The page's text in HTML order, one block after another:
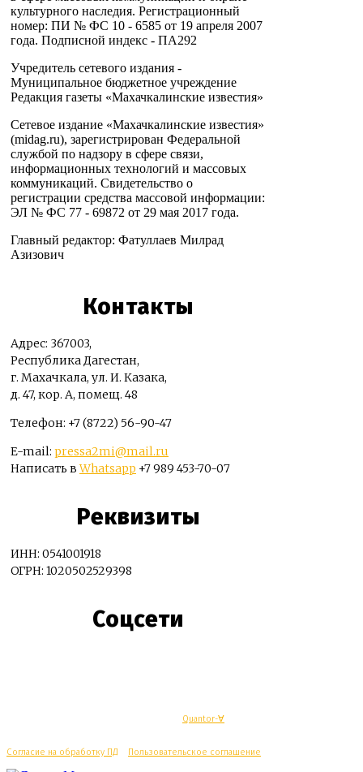
культурного наследия. Регистрационный
номер: ПИ № ФС 10 - 6585 от 19 апреля 2007
года. Подписной индекс - ПА292
Учредитель сетевого издания -
Муниципальное бюджетное учреждение
Редакция газеты «Махачкалинские известия»
Сетевое издание «Махачкалинские известия»
(midag.ru), зарегистрирован Федеральной
службой по надзору в сфере связи,
информационных технологий и массовых
коммуникаций. Свидетельство о
регистрации средства массовой информации:
ЭЛ № ФС 77 - 69872 от 29 мая 2017 года.
Главный редактор: Фатуллаев Милрад
Азизович
Контакты
Адрес: 367003,
Республика Дагестан,
г. Махачкала, ул. И. Казака,
д. 47, кор. А, помещ. 48
Телефон: +7 (8722) 56-90-47
E-mail: pressa2mi@mail.ru
Написать вWhatsapp +7 989 453-70-07
Реквизиты
ИНН: 0541001918
ОГРН: 1020502529398
Соцсети
Quantor-∀
Согласие на обработку ПД Пользовательское соглашение